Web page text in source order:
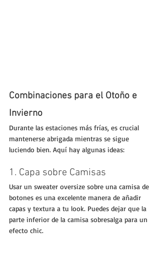
Combinaciones para el Otoño e
Invierno
Durante las estaciones más frías, es crucial
mantenerse abrigada mientras se sigue
luciendo bien. Aquí hay algunas ideas:
1. Capa sobre Camisas
Usar un sweater oversize sobre una camisa de
botones es una excelente manera de añadir
capas y textura a tu look. Puedes dejar que la
parte inferior de la camisa sobresalga para un
efecto chic.